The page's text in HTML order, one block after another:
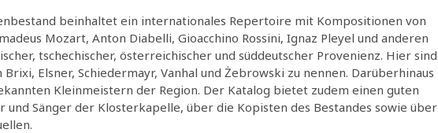
beinhaltet ein internationales Repertoire mit Kompositionen von
Mozart, Anton Diabelli, Gioacchino Rossini, Ignaz Pleyel und anderen
tschechischer, österreichischer und süddeutscher Provenienz. Hier sind
Elsner, Schiedermayr, Vanhal und Żebrowski zu nennen. Darüberhinaus
Kleinmeistern der Region. Der Katalog bietet zudem einen guten
Sänger der Klosterkapelle, über die Kopisten des Bestandes sowie über